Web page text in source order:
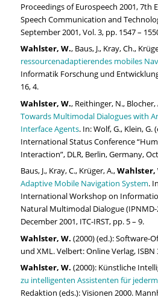
Proceedings of Eurospeech 2001, 7th
Speech Communication and
September 2001, Vol. 3, pp. 1547 –
Wahlster, W., Baus, J., Kray, Ch.,
ressourcenadaptierendes mobiles
Informatik Forschung und
16, 4.
Wahlster, W., Reithinger, N., Blocher,
Towards Multimodal Dialogues with
Interface Agents. In: Wolf, G., Klein,
International Status Conference
Interaction”, DLR, Berlin, Germany,
Baus, J., Kray, C., Krüger, A.,Wahlster,
Adaptive Mobile Navigation System.
International Workshop on
Natural Multimodal Dialogue (IPNMD-
December 2001, ITC-IRST, pp. 5 – 9.
Wahlster, W. (2000) (ed.): Software-
und XML. Velbert: Online Verlag, ISBN
Wahlster, W. (2000): Künstliche
zu intelligenten Assistenten für
Redaktion (eds.): Visionen 2000.